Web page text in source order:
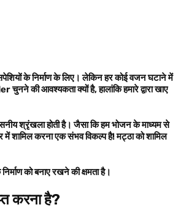
के निर्माण के लिए। लेकिन हर कोई वजन घटाने में
चुनने की आवश्यकता क्यों है,हालांकि हमारे द्वारा खाए
श्रृंखला होती है। जैसा कि हम भोजन के माध्यम से
में शामिल करना एक संभव विकल्प है! मट्ठा को शामिल
को बनाए रखने की क्षमता है।
करना है?